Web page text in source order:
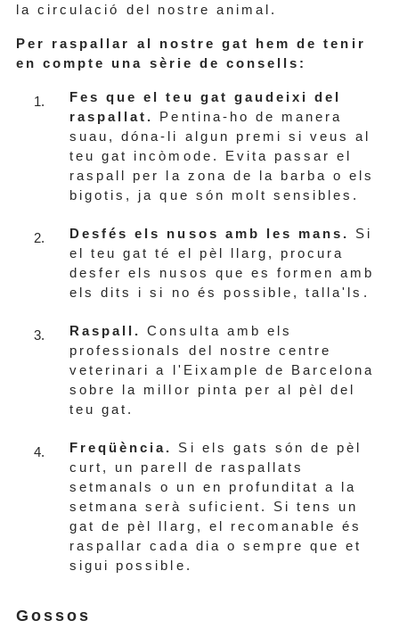
la circulació del nostre animal.
Per raspallar al nostre gat hem de tenir
en compte una sèrie de consells:
Fes que el teu gat gaudeixi del
raspallat.
Pentina-ho de manera
suau, dóna-li algun premi si veus al
teu gat incòmode. Evita passar el
raspall per la zona de la barba o els
bigotis, ja que són molt sensibles.
Desfés els nusos amb les mans. Si
el teu gat té el pèl llarg, procura
desfer els nusos que es formen amb
els dits i si no és possible, talla'ls.
Raspall.Consulta amb els
professionals del nostre centre
veterinari a l'Eixample de Barcelona
sobre la millor pinta per al pèl del
teu gat.
Freqüència. Si els gats són de pèl
curt, un parell de raspallats
setmanals o un en profunditat a la
setmana serà suficient. Si tens un
gat de pèl llarg, el recomanable és
raspallar cada dia o sempre que et
sigui possible.
Gossos